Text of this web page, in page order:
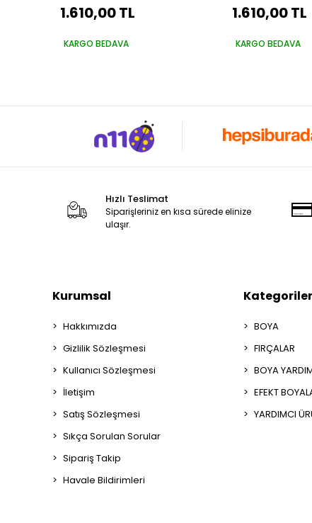
Vernik 250 Saten Rulo Set
1.610,00 TL
KARGO BEDAVA
Taş Vernik 250
Set
1.610,00 TL
KARGO BEDAVA
Hızlı Teslimat
Siparişleriniz en kısa sürede elinize
ulaşır.
Kurumsal
Hakkımızda
Gizlilik Sözleşmesi
Kullanıcı Sözleşmesi
İletişim
Satış Sözleşmesi
Sıkça Sorulan Sorular
Sipariş Takip
Havale Bildirimleri
Kategoriler
BOYA
FIRÇALAR
BOYA
EFEKT
YARDIMCI